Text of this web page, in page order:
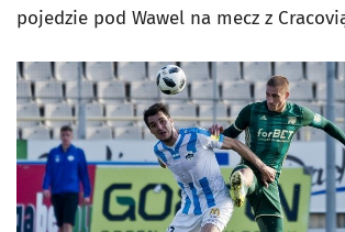
pojedzie pod Wawel na mecz z